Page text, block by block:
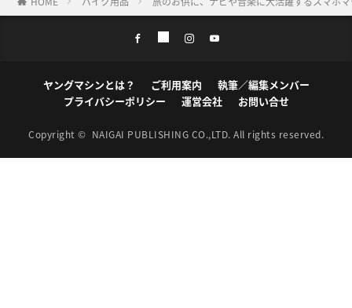
ヤングマシンとは？ ご利用案内
執筆／編集メンバー
プライバシーポリシー
運営会社 お問い合せ
Copyright © NAIGAI PUBLISHING CO.,LTD. All rights reserved.